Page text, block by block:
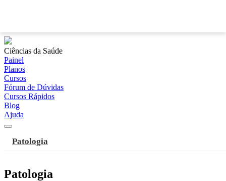
Ciências da Saúde
Painel
Planos
Cursos
Fórum de Dúvidas
Cursos Rápidos
Blog
Ajuda
Patologia
Patologia